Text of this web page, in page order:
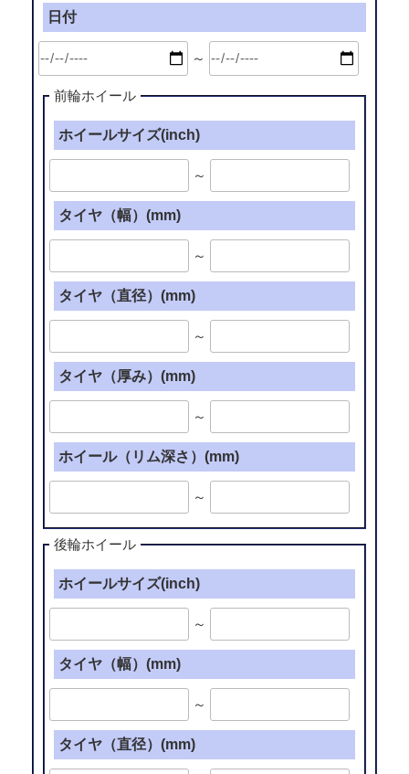
日付
～
前輪ホイール
ホイールサイズ(inch)
～
タイヤ（幅）(mm)
～
タイヤ（直径）(mm)
～
タイヤ（厚み）(mm)
～
ホイール（リム深さ）(mm)
～
後輪ホイール
ホイールサイズ(inch)
～
タイヤ（幅）(mm)
～
タイヤ（直径）(mm)